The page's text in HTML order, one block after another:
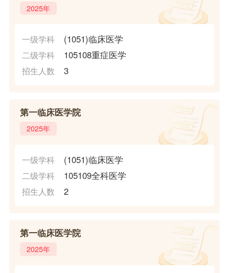
2025年
一级学科 (1051)临床医学
二级学科 105108重症医学
招生人数 3
第一临床医学院
2025年
一级学科 (1051)临床医学
二级学科 105109全科医学
招生人数 2
第一临床医学院
2025年